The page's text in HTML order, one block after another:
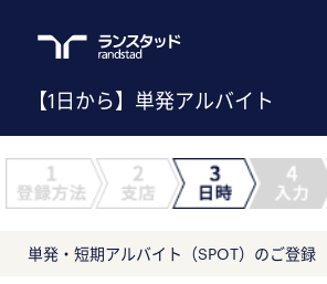
【1日から】単発アルバイト
単発・短期アルバイト（SPOT）のご登録